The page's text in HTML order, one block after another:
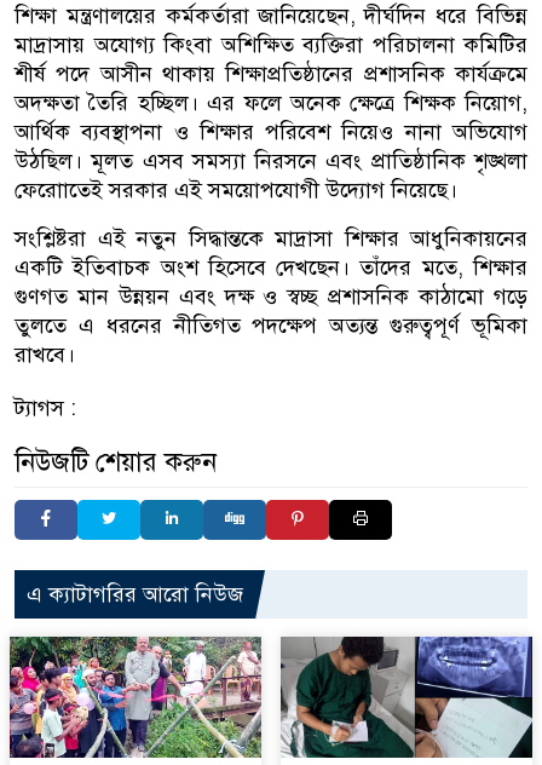
শিক্ষা মন্ত্রণালয়ের কর্মকর্তারা জানিয়েছেন, দীর্ঘদিন ধরে বিভিন্ন
মাদ্রাসায় অযোগ্য কিংবা অশিক্ষিত ব্যক্তিরা পরিচালনা কমিটির
শীর্ষ পদে আসীন থাকায় শিক্ষাপ্রতিষ্ঠানের প্রশাসনিক কার্যক্রমে
অদক্ষতা তৈরি হচ্ছিল। এর ফলে অনেক ক্ষেত্রে শিক্ষক নিয়োগ,
আর্থিক ব্যবস্থাপনা ও শিক্ষার পরিবেশ নিয়েও নানা অভিযোগ
উঠছিল। মূলত এসব সমস্যা নিরসনে এবং প্রাতিষ্ঠানিক শৃঙ্খলা
ফেরাোতেই সরকার এই সময়োপযোগী উদ্যোগ নিয়েছে।
সংশ্লিষ্টরা এই নতুন সিদ্ধান্তকে মাদ্রাসা শিক্ষার আধুনিকায়নের
একটি ইতিবাচক অংশ হিসেবে দেখছেন। তাঁদের মতে, শিক্ষার
গুণগত মান উন্নয়ন এবং দক্ষ ও স্বচ্ছ প্রশাসনিক কাঠামো গড়ে
তুলতে এ ধরনের নীতিগত পদক্ষেপ অত্যন্ত গুরুত্বপূর্ণ ভূমিকা
রাখবে।
ট্যাগস :
নিউজটি শেয়ার করুন
এ ক্যাটাগরির আরো নিউজ